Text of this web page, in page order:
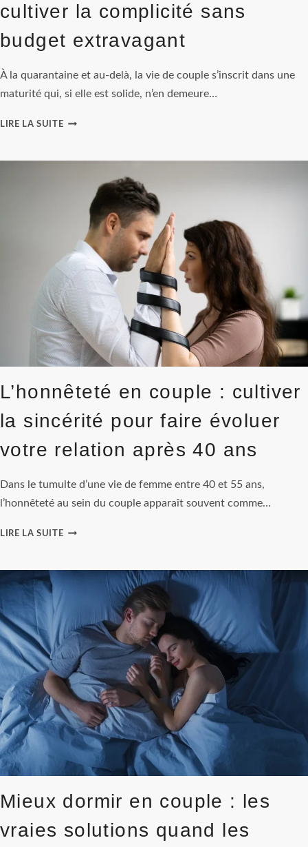
cultiver la complicité sans
budget extravagant
À la quarantaine et au-delà, la vie de couple s’inscrit dans une
maturité qui, si elle est solide, n’en demeure…
LIRE LA SUITEWEEK-
RAVIVER
LA
ET
CULTIVER
LA
COMPLICITÉ
SANS
BUDGET
EXTRAVAGANT
L’honnêteté en couple : cultiver
la sincérité pour faire évoluer
votre relation après 40 ans
Dans le tumulte d’une vie de femme entre 40 et 55 ans,
l’honnêteté au sein du couple apparaît souvent comme…
LIRE LA SUITEL’HONNÊTETÉ
CULTIVER
POUR
FAIRE
ÉVOLUER
VOTRE
RELATION
APRÈS
40
ANS
Mieux dormir en couple : les
vraies solutions quand les